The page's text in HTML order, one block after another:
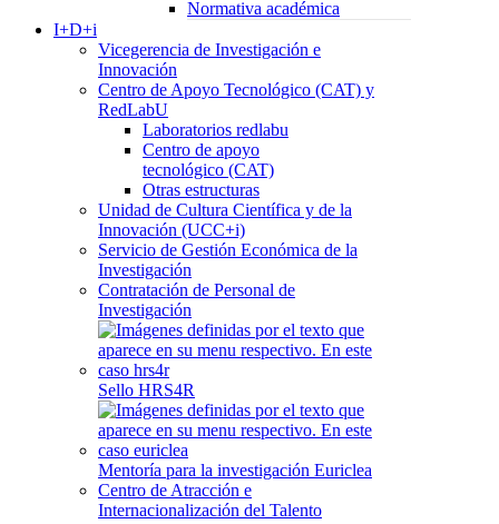
Normativa académica
I+D+i
Vicegerencia de Investigación e
Innovación
Centro de Apoyo Tecnológico (CAT) y
RedLabU
Laboratorios redlabu
Centro de apoyo
tecnológico (CAT)
Otras estructuras
Unidad de Cultura Científica y de la
Innovación (UCC+i)
Servicio de Gestión Económica de la
Investigación
Contratación de Personal de
Investigación
Sello HRS4R
Mentoría para la investigación Euriclea
Centro de Atracción e
Internacionalización del Talento